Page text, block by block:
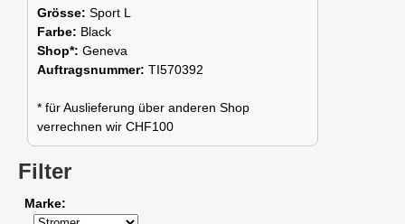
Grösse: Sport L
Farbe: Black
Shop*: Geneva
Auftragsnummer: TI570392
* für Auslieferung über anderen Shop
verrechnen wir CHF100
Filter
Marke